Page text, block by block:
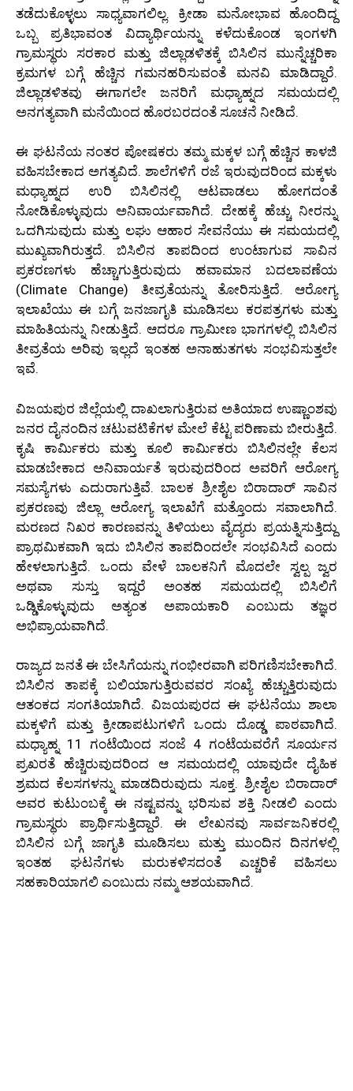
ತಡೆದುಕೊಳ್ಳಲು ಸಾಧ್ಯವಾಗಲಿಲ್ಲ. ಕ್ರೀಡಾ ಮನೋಭಾವ ಹೊಂದಿದ್ದ
ಒಬ್ಬ ಪ್ರತಿಭಾವಂತ ವಿದ್ಯಾರ್ಥಿಯನ್ನು ಕಳೆದುಕೊಂಡ ಇಂಗಳಗಿ
ಗ್ರಾಮಸ್ಥರು ಸರಕಾರ ಮತ್ತು ಜಿಲ್ಲಾಡಳಿತಕ್ಕೆ ಬಿಸಿಲಿನ ಮುನ್ನೆಚ್ಚರಿಕಾ
ಕ್ರಮಗಳ ಬಗ್ಗೆ ಹೆಚ್ಚಿನ ಗಮನಹರಿಸುವಂತೆ ಮನವಿ ಮಾಡಿದ್ದಾರೆ.
ಜಿಲ್ಲಾಡಳಿತವು ಈಗಾಗಲೇ ಜನರಿಗೆ ಮಧ್ಯಾಹ್ನದ ಸಮಯದಲ್ಲಿ
ಅನಗತ್ಯವಾಗಿ ಮನೆಯಿಂದ ಹೊರಬರದಂತೆ ಸೂಚನೆ ನೀಡಿದೆ.
ಈ ಘಟನೆಯ ನಂತರ ಪೋಷಕರು ತಮ್ಮ ಮಕ್ಕಳ ಬಗ್ಗೆ ಹೆಚ್ಚಿನ ಕಾಳಜಿ
ವಹಿಸಬೇಕಾದ ಅಗತ್ಯವಿದೆ. ಶಾಲೆಗಳಿಗೆ ರಜೆ ಇರುವುದರಿಂದ ಮಕ್ಕಳು
ಮಧ್ಯಾಹ್ನದ ಉರಿ ಬಿಸಿಲಿನಲ್ಲಿ ಆಟವಾಡಲು ಹೋಗದಂತೆ
ನೋಡಿಕೊಳ್ಳುವುದು ಅನಿವಾರ್ಯವಾಗಿದೆ. ದೇಹಕ್ಕೆ ಹೆಚ್ಚು ನೀರನ್ನು
ಒದಗಿಸುವುದು ಮತ್ತು ಲಘು ಆಹಾರ ಸೇವನೆಯು ಈ ಸಮಯದಲ್ಲಿ
ಮುಖ್ಯವಾಗಿರುತ್ತದೆ. ಬಿಸಿಲಿನ ತಾಪದಿಂದ ಉಂಟಾಗುವ ಸಾವಿನ
ಪ್ರಕರಣಗಳು ಹೆಚ್ಚಾಗುತ್ತಿರುವುದು ಹವಾಮಾನ ಬದಲಾವಣೆಯ
(Climate Change) ತೀವ್ರತೆಯನ್ನು ತೋರಿಸುತ್ತಿದೆ. ಆರೋಗ್ಯ
ಇಲಾಖೆಯು ಈ ಬಗ್ಗೆ ಜನಜಾಗೃತಿ ಮೂಡಿಸಲು ಕರಪತ್ರಗಳು ಮತ್ತು
ಮಾಹಿತಿಯನ್ನು ನೀಡುತ್ತಿದೆ. ಆದರೂ ಗ್ರಾಮೀಣ ಭಾಗಗಳಲ್ಲಿ ಬಿಸಿಲಿನ
ತೀವ್ರತೆಯ ಅರಿವು ಇಲ್ಲದೆ ಇಂತಹ ಅನಾಹುತಗಳು ಸಂಭವಿಸುತ್ತಲೇ
ಇವೆ.
ವಿಜಯಪುರ ಜಿಲ್ಲೆಯಲ್ಲಿ ದಾಖಲಾಗುತ್ತಿರುವ ಅತಿಯಾದ ಉಷ್ಣಾಂಶವು
ಜನರ ದೈನಂದಿನ ಚಟುವಟಿಕೆಗಳ ಮೇಲೆ ಕೆಟ್ಟ ಪರಿಣಾಮ ಬೀರುತ್ತಿದೆ.
ಕೃಷಿ ಕಾರ್ಮಿಕರು ಮತ್ತು ಕೂಲಿ ಕಾರ್ಮಿಕರು ಬಿಸಿಲಿನಲ್ಲೇ ಕೆಲಸ
ಮಾಡಬೇಕಾದ ಅನಿವಾರ್ಯತೆ ಇರುವುದರಿಂದ ಅವರಿಗೆ ಆರೋಗ್ಯ
ಸಮಸ್ಯೆಗಳು ಎದುರಾಗುತ್ತಿವೆ. ಬಾಲಕ ಶ್ರೀಶೈಲ ಬಿರಾದಾರ್ ಸಾವಿನ
ಪ್ರಕರಣವು ಜಿಲ್ಲಾ ಆರೋಗ್ಯ ಇಲಾಖೆಗೆ ಮತ್ತೊಂದು ಸವಾಲಾಗಿದೆ.
ಮರಣದ ನಿಖರ ಕಾರಣವನ್ನು ತಿಳಿಯಲು ವೈದ್ಯರು ಪ್ರಯತ್ನಿಸುತ್ತಿದ್ದು
ಪ್ರಾಥಮಿಕವಾಗಿ ಇದು ಬಿಸಿಲಿನ ತಾಪದಿಂದಲೇ ಸಂಭವಿಸಿದೆ ಎಂದು
ಹೇಳಲಾಗುತ್ತಿದೆ. ಒಂದು ವೇಳೆ ಬಾಲಕನಿಗೆ ಮೊದಲೇ ಸ್ವಲ್ಪ ಜ್ವರ
ಅಥವಾ ಸುಸ್ತು ಇದ್ದರೆ ಅಂತಹ ಸಮಯದಲ್ಲಿ ಬಿಸಿಲಿಗೆ
ಒಡ್ಡಿಕೊಳ್ಳುವುದು ಅತ್ಯಂತ ಅಪಾಯಕಾರಿ ಎಂಬುದು ತಜ್ಞರ
ಅಭಿಪ್ರಾಯವಾಗಿದೆ.
ರಾಜ್ಯದ ಜನತೆ ಈ ಬೇಸಿಗೆಯನ್ನು ಗಂಭೀರವಾಗಿ ಪರಿಗಣಿಸಬೇಕಾಗಿದೆ.
ಬಿಸಿಲಿನ ತಾಪಕ್ಕೆ ಬಲಿಯಾಗುತ್ತಿರುವವರ ಸಂಖ್ಯೆ ಹೆಚ್ಚುತ್ತಿರುವುದು
ಆತಂಕದ ಸಂಗತಿಯಾಗಿದೆ. ವಿಜಯಪುರದ ಈ ಘಟನೆಯು ಶಾಲಾ
ಮಕ್ಕಳಿಗೆ ಮತ್ತು ಕ್ರೀಡಾಪಟುಗಳಿಗೆ ಒಂದು ದೊಡ್ಡ ಪಾಠವಾಗಿದೆ.
ಮಧ್ಯಾಹ್ನ 11 ಗಂಟೆಯಿಂದ ಸಂಜೆ 4 ಗಂಟೆಯವರೆಗೆ ಸೂರ್ಯನ
ಪ್ರಖರತೆ ಹೆಚ್ಚಿರುವುದರಿಂದ ಆ ಸಮಯದಲ್ಲಿ ಯಾವುದೇ ದೈಹಿಕ
ಶ್ರಮದ ಕೆಲಸಗಳನ್ನು ಮಾಡದಿರುವುದು ಸೂಕ್ತ. ಶ್ರೀಶೈಲ ಬಿರಾದಾರ್
ಅವರ ಕುಟುಂಬಕ್ಕೆ ಈ ನಷ್ಟವನ್ನು ಭರಿಸುವ ಶಕ್ತಿ ನೀಡಲಿ ಎಂದು
ಗ್ರಾಮಸ್ಥರು ಪ್ರಾರ್ಥಿಸುತ್ತಿದ್ದಾರೆ. ಈ ಲೇಖನವು ಸಾರ್ವಜನಿಕರಲ್ಲಿ
ಬಿಸಿಲಿನ ಬಗ್ಗೆ ಜಾಗೃತಿ ಮೂಡಿಸಲು ಮತ್ತು ಮುಂದಿನ ದಿನಗಳಲ್ಲಿ
ಇಂತಹ ಘಟನೆಗಳು ಮರುಕಳಿಸದಂತೆ ಎಚ್ಚರಿಕೆ ವಹಿಸಲು
ಸಹಕಾರಿಯಾಗಲಿ ಎಂಬುದು ನಮ್ಮ ಆಶಯವಾಗಿದೆ.